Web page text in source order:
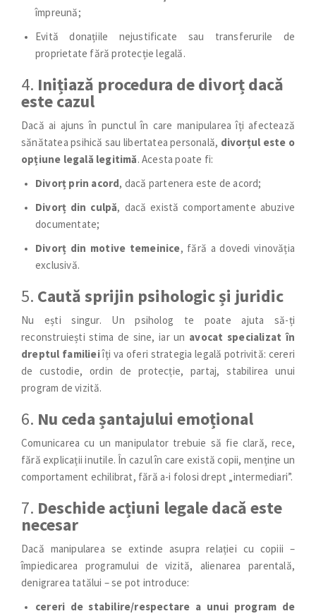
împreună;
Evită donațiile nejustificate sau transferurile de
proprietate fără protecție legală.
4. Inițiază procedura de divorț dacă
este cazul
Dacă ai ajuns în punctul în care manipularea îți afectează
sănătatea psihică sau libertatea personală, divorțul este o
opțiune legală legitimă. Acesta poate fi:
Divorț prin acord, dacă partenera este de acord;
Divorț din culpă, dacă există comportamente abuzive
documentate;
Divorț din motive temeinice, fără a dovedi vinovăția
exclusivă.
5. Caută sprijin psihologic și juridic
Nu ești singur. Un psiholog te poate ajuta să-ți
reconstruiești stima de sine, iar un avocat specializat în
dreptul familieiîți va oferi strategia legală potrivită: cereri
de custodie, ordin de protecție, partaj, stabilirea unui
program de vizită.
6. Nu ceda șantajului emoțional
Comunicarea cu un manipulator trebuie să fie clară, rece,
fără explicații inutile. În cazul în care există copii, menține un
comportament echilibrat, fără a-i folosi drept „intermediari”.
7. Deschide acțiuni legale dacă este
necesar
Dacă manipularea se extinde asupra relației cu copiii –
împiedicarea programului de vizită, alienarea parentală,
denigrarea tatălui – se pot introduce:
cereri de stabilire/respectare a unui program de